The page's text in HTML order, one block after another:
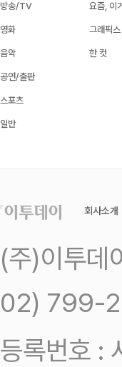
방송/TV
영화
음악
공연/출판
스포츠
일반
요즘, 이
그래픽스
한 컷
회사소개
(주)이투데
02) 799-
등록번호 :